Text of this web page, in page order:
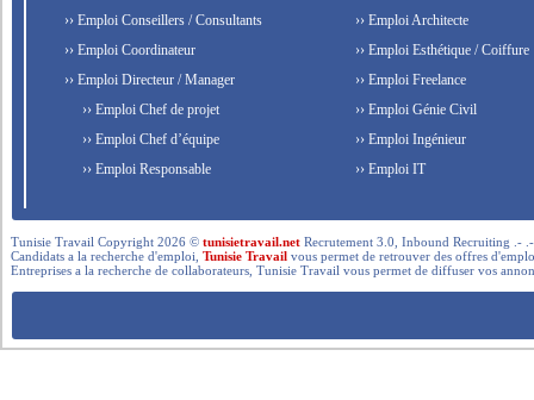
›› Emploi Conseillers / Consultants
›› Emploi Coordinateur
›› Emploi Directeur / Manager
›› Emploi Chef de projet
›› Emploi Chef d’équipe
›› Emploi Responsable
›› Emploi Architecte
›› Emploi Esthétique / Coiffure
›› Emploi Freelance
›› Emploi Génie Civil
›› Emploi Ingénieur
›› Emploi IT
Tunisie Travail Copyright 2026 ©tunisietravail.net Recrutement 3.0, Inbound Recruiting .-
Candidats a la recherche d'emploi,Tunisie Travail vous permet de retrouver des offres
Entreprises a la recherche de collaborateurs, Tunisie Travail vous permet de diffuser vos